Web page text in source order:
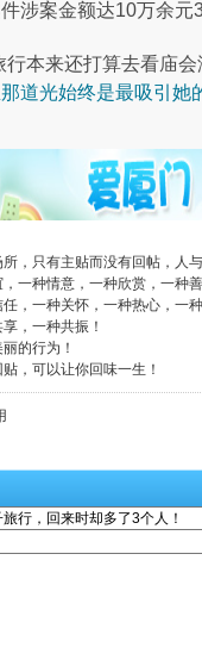
涉案金额达10万余元
行本来还打算去看庙会
道光始终是最吸引她
，只有主贴而没有回帖，人
，一种情意，一种欣赏，一种
任，一种关怀，一种热心，一
，一种共振！
的行为！
，可以让你回味一生！